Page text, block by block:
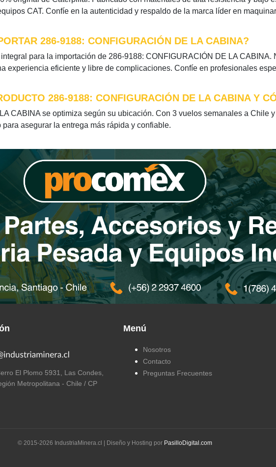
CAT. Confíe en la autenticidad y respaldo de la marca líder en
286-9188: CONFIGURACIÓN DE LA CABINA?
para la importación de 286-9188: CONFIGURACIÓN DE LA CABINA.
experiencia eficiente y libre de complicaciones. Confíe en profesionales
286-9188: CONFIGURACIÓN DE LA CABINA Y
CABINA se optimiza según su ubicación. Con 3 vuelos semanales a Chile
asegurar la entrega más rápida y confiable.
El Plomo 5931, Las Condes,
Metropolitana - Chile / CP
Menú
Nosotros
Contacto
Preguntas Frecuentes
© 2015-2026 IndustriaMinera.cl | Diseño y Hosting por PasilloDigital.com